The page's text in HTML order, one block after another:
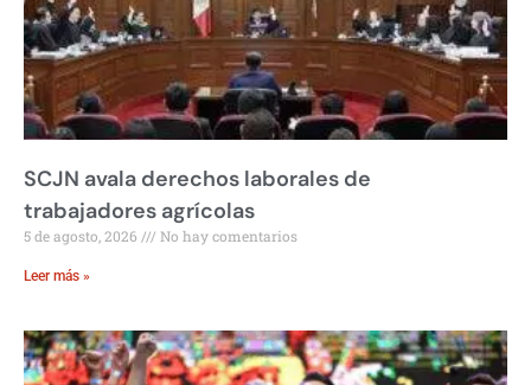
SCJN avala derechos laborales de
trabajadores agrícolas
5 de agosto, 2026 No hay comentarios
Leer más »